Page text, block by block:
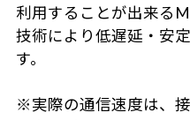
利用することが出来る
技術により低遅延・安
す。
※実際の通信速度は、